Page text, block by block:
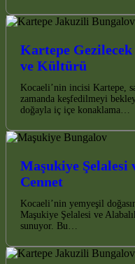
Kartepe
ve Kültürü
Kocaeli’nin incisi Kartepe,
zamanda keşfedilmeyi
doğayla iç içe konaklama…
Maşukiye Şelalesi
Cennet
Kocaeli’nin yemyeşil
Maşukiye Şelalesi ve
sunuyor. Bu…